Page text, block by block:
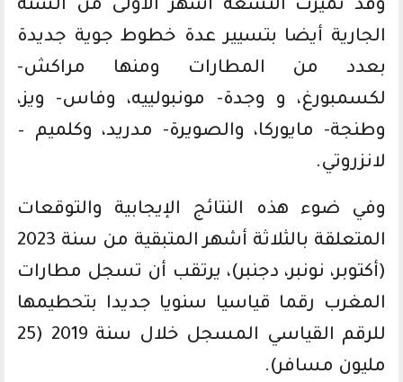
وقد تميزت التسعة أشهر الأولى من السنة
الجارية أيضا بتسيير عدة خطوط جوية جديدة
بعدد من المطارات ومنها مراكش-
لكسمبورغ، و وجدة- مونبولييه، وفاس- ويز،
وطنجة- مايوركا، والصويرة- مدريد، وكلميم –
لانزروتي.
وفي ضوء هذه النتائج الإيجابية والتوقعات
المتعلقة بالثلاثة أشهر المتبقية من سنة 2023
(أكتوبر، نونبر، دجنبر)، يرتقب أن تسجل مطارات
المغرب رقما قياسيا سنويا جديدا بتحطيمها
للرقم القياسي المسجل خلال سنة 2019 (25
مليون مسافر).